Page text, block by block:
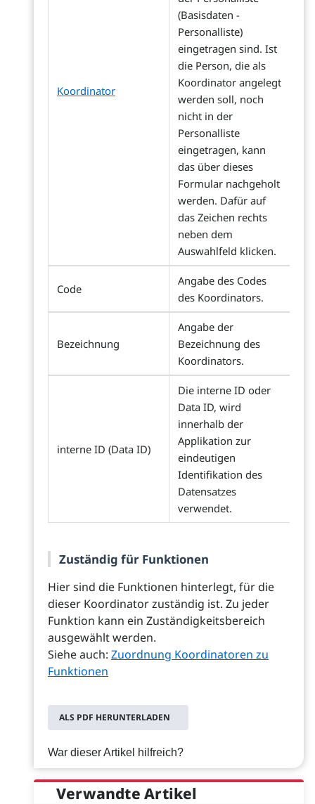
Koordinator
(Basisdaten -
Personalliste)
eingetragen sind. Ist
die Person, die als
Koordinator angelegt
werden soll, noch
nicht in der
Personalliste
eingetragen, kann
das über dieses
Formular nachgeholt
werden. Dafür auf
das Zeichen rechts
neben dem
Auswahlfeld klicken.
Code
Angabe des Codes
des Koordinators.
Bezeichnung
Angabe der
Bezeichnung des
Koordinators.
interne ID (Data ID)
Die interne ID oder
Data ID, wird
innerhalb der
Applikation zur
eindeutigen
Identifikation des
Datensatzes
verwendet.
Zuständig für Funktionen
Hier sind die Funktionen hinterlegt, für die
dieser Koordinator zuständig ist. Zu jeder
Funktion kann ein Zuständigkeitsbereich
ausgewählt werden.
Siehe auch: Zuordnung Koordinatoren zu
Funktionen
ALS PDF HERUNTERLADEN
War dieser Artikel hilfreich?
Verwandte Artikel